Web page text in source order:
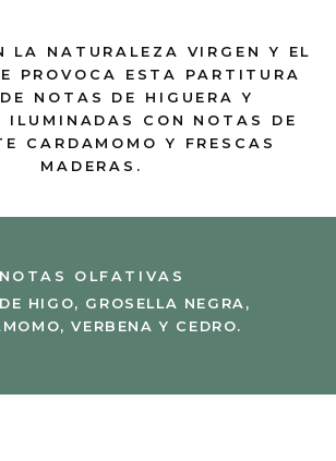
LA NATURALEZA VIRGEN Y EL
PROVOCA ESTA PARTITURA
NOTAS DE HIGUERA Y
ILUMINADAS CON NOTAS DE
CARDAMOMO Y FRESCAS
MADERAS.
NOTAS OLFATIVAS
HIGO, GROSELLA NEGRA,
VERBENA Y CEDRO.